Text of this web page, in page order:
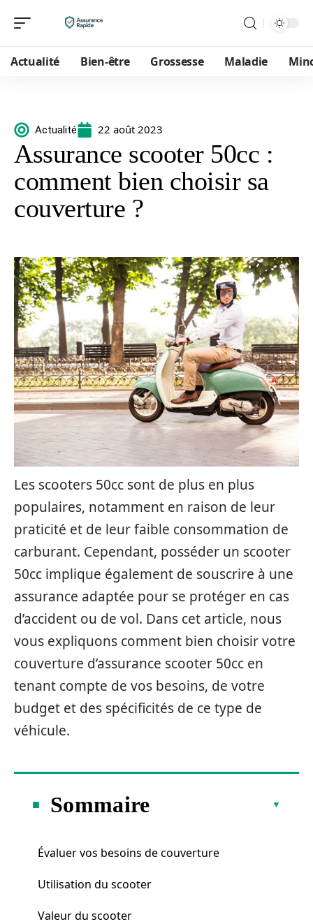
Actualité Bien-être Grossesse Maladie
Actualité 22 août 2023
Assurance scooter 50cc :
comment bien choisir sa
couverture ?
Les scooters 50cc sont de plus en plus
populaires, notamment en raison de leur
praticité et de leur faible consommation de
carburant. Cependant, posséder un scooter
50cc implique également de souscrire à une
assurance adaptée pour se protéger en cas
d’accident ou de vol. Dans cet article, nous
vous expliquons comment bien choisir votre
couverture d’assurance scooter 50cc en
tenant compte de vos besoins, de votre
budget et des spécificités de ce type de
véhicule.
Sommaire
Évaluer vos besoins de couverture
Utilisation du scooter
Valeur du scooter